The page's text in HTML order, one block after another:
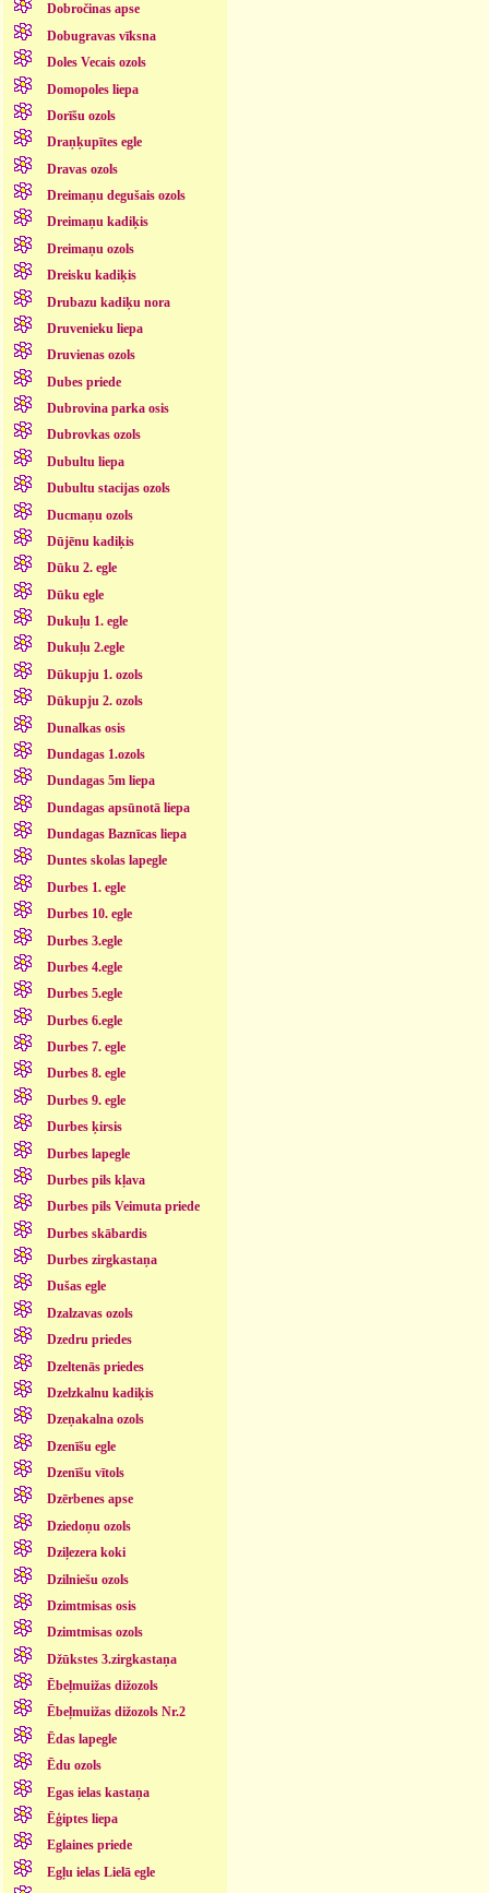
Dobročinas apse
Dobugravas vīksna
Doles Vecais ozols
Domopoles liepa
Dorīšu ozols
Draņķupītes egle
Dravas ozols
Dreimaņu degušais ozols
Dreimaņu kadiķis
Dreimaņu ozols
Dreisku kadiķis
Drubazu kadiķu nora
Druvenieku liepa
Druvienas ozols
Dubes priede
Dubrovina parka osis
Dubrovkas ozols
Dubultu liepa
Dubultu stacijas ozols
Ducmaņu ozols
Dūjēnu kadiķis
Dūku 2. egle
Dūku egle
Dukuļu 1. egle
Dukuļu 2.egle
Dūkupju 1. ozols
Dūkupju 2. ozols
Dunalkas osis
Dundagas 1.ozols
Dundagas 5m liepa
Dundagas apsūnotā liepa
Dundagas Baznīcas liepa
Duntes skolas lapegle
Durbes 1. egle
Durbes 10. egle
Durbes 3.egle
Durbes 4.egle
Durbes 5.egle
Durbes 6.egle
Durbes 7. egle
Durbes 8. egle
Durbes 9. egle
Durbes ķirsis
Durbes lapegle
Durbes pils kļava
Durbes pils Veimuta priede
Durbes skābardis
Durbes zirgkastaņa
Dušas egle
Dzalzavas ozols
Dzedru priedes
Dzeltenās priedes
Dzelzkalnu kadiķis
Dzeņakalna ozols
Dzenīšu egle
Dzenīšu vītols
Dzērbenes apse
Dziedoņu ozols
Dziļezera koki
Dzilniešu ozols
Dzimtmisas osis
Dzimtmisas ozols
Džūkstes 3.zirgkastaņa
Ēbeļmuižas dižozols
Ēbeļmuižas dižozols Nr.2
Ēdas lapegle
Ēdu ozols
Egas ielas kastaņa
Ēģiptes liepa
Eglaines priede
Egļu ielas Lielā egle